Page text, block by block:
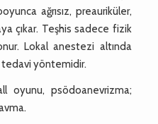
ağrısız, preauriküler,
çıkar. Teşhis sadece fizik
Lokal anestezi altında
tedavi yöntemidir.
oyunu, psödoanevrizma;